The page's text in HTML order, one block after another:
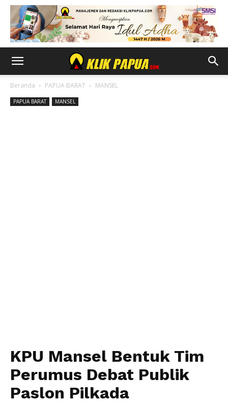
Beranda PAPUA BARAT MANSEL
PAPUA BARAT MANSEL
KPU Mansel Bentuk Tim
Perumus Debat Publik
Paslon Pilkada